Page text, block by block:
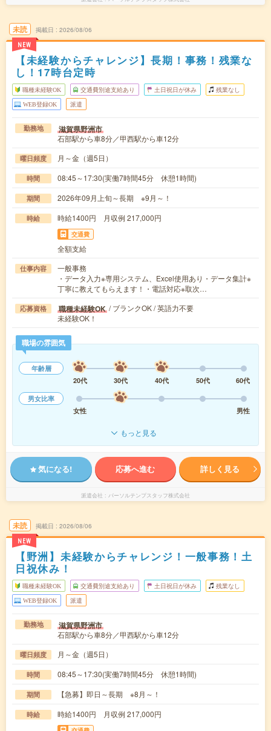
未読
NEW
掲載日 2026/08/06
【未経験からチャレンジ】長期！事務！残業な
し！17時台定時
職種未経験OK 交通費別途支給あり 土日祝日が休み 残業なし
WEB登録OK 派遣
勤務地 滋賀県野洲市
石部駅から車8分／甲西駅から車12分
曜日頻度 月～金（週5日）
時間 08:45～17:30(実働7時間45分 休憩1時間)
期間 2026年09月上旬～長期 ※9月～！
時給 時給1400円 月収例 217,000円
交通費
全額支給
仕事内容
一般事務
・データ入力※専用システム、Excel使用あり・データ集計※
丁寧に教えてもらえます！・電話対応※取次…
応募資格 職種未経験OK / ブランクOK / 英語力不要
未経験OK！
職場の雰囲気
年齢層
20代
30代 40代 50代
60代
男女比率
女性
男性
もっと見る
気になる! 応募へ進む 詳しく見る
派遣会社 パーソルテンプスタッフ株式会社
未読
NEW
掲載日 2026/08/06
【野洲】未経験からチャレンジ！一般事務！土
日祝休み！
職種未経験OK 交通費別途支給あり 土日祝日が休み 残業なし
WEB登録OK 派遣
勤務地 滋賀県野洲市
石部駅から車8分／甲西駅から車12分
曜日頻度 月～金（週5日）
時間 08:45～17:30(実働7時間45分 休憩1時間)
期間 【急募】即日～長期 ※8月～！
時給 時給1400円 月収例 217,000円